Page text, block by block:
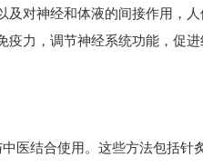
及对神经和体液的间接作用，
疫力，调节神经系统功能，促
医结合使用。这些方法包括针